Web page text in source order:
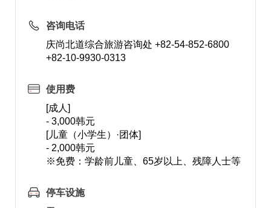
咨询电话
庆尚北道综合旅游咨询处 +82-54-852-6800
+82-10-9930-0313
使用费
[成人]
- 3,000韩元
[儿童（小学生）·团体]
- 2,000韩元
※免费：学龄前儿童、65岁以上、残障人士等
停车设施